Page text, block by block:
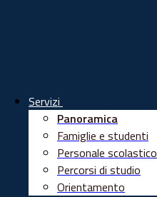
Servizi
Panoramica
Famiglie e studenti
Personale scolastico
Percorsi di studio
Orientamento